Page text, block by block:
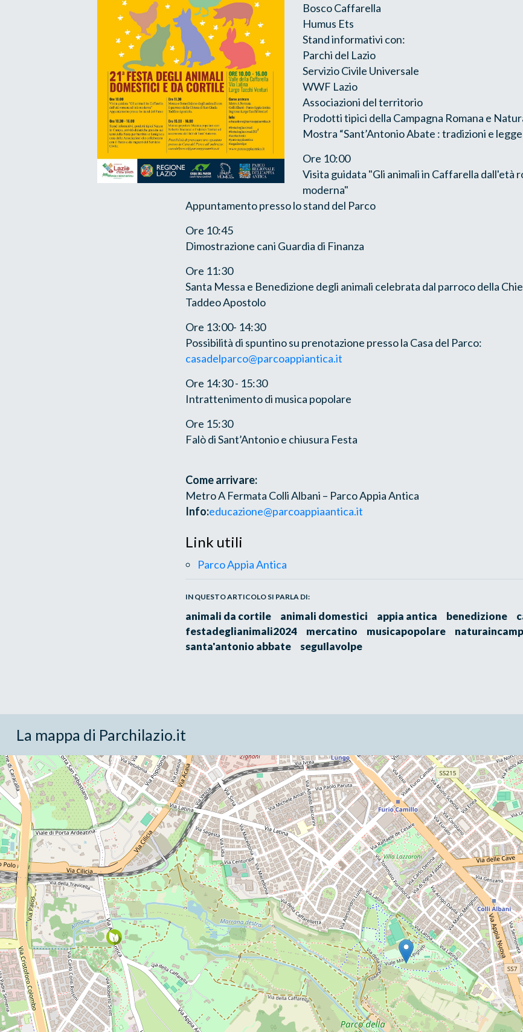
Bosco Caffarella
Humus Ets
Stand informativi con:
Parchi del Lazio
Servizio Civile Universale
WWF Lazio
Associazioni del territorio
Prodotti tipici della Campagna Romana e
Mostra “Sant’Antonio Abate : tradizioni e
Ore 10:00
Visita guidata "Gli animali in Caffarella dall'età
moderna"
Appuntamento presso lo stand del Parco
Ore 10:45
Dimostrazione cani Guardia di Finanza
Ore 11:30
Santa Messa e Benedizione degli animali celebrata dal parroco della
Taddeo Apostolo
Ore 13:00- 14:30
Possibilità di spuntino su prenotazione presso la Casa del Parco:
casadelparco@parcoappiantica.it
Ore 14:30 - 15:30
Intrattenimento di musica popolare
Ore 15:30
Falò di Sant’Antonio e chiusura Festa
Come arrivare:
Metro A Fermata Colli Albani – Parco Appia Antica
Info:educazione@parcoappiaantica.it
Link utili
Parco Appia Antica
IN QUESTO ARTICOLO SI PARLA DI:
animali da cortile animali domestici appia antica benedizione
festadeglianimali2024
mercatino musicapopolare
santa'antonio abbate
seguIlavolpe
La mappa di Parchilazio.it